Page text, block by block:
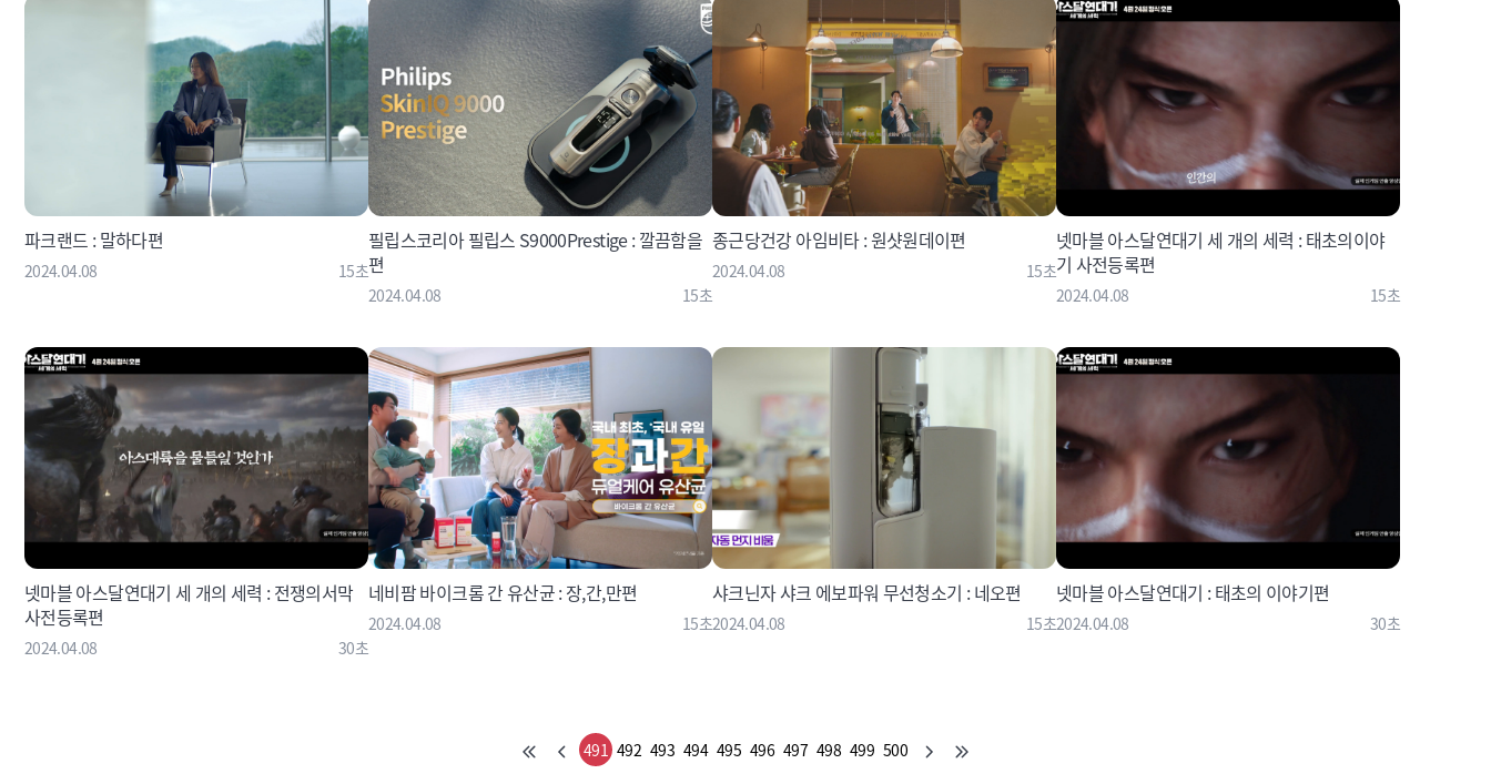
파크랜드 : 말하다편
2024.04.08 15초
필립스코리아 필립스 S9000Prestige : 깔끔함을
편
2024.04.08 15초
종근당건강 아임비타 : 원샷원데이편
2024.04.08 15초
넷마블 아스달연대기 세 개의 세력 : 태초의이야
기 사전등록편
2024.04.08 15초
넷마블 아스달연대기 세 개의 세력 : 전쟁의서막
사전등록편
2024.04.08 30초
네비팜 바이크롬 간 유산균 : 장,간,만편
2024.04.08 15초
샤크닌자 샤크 에보파워 무선청소기 : 네오편
2024.04.08 15초
넷마블 아스달연대기 : 태초의 이야기편
2024.04.08 30초
491 492 493 494 495 496 497 498 499 500